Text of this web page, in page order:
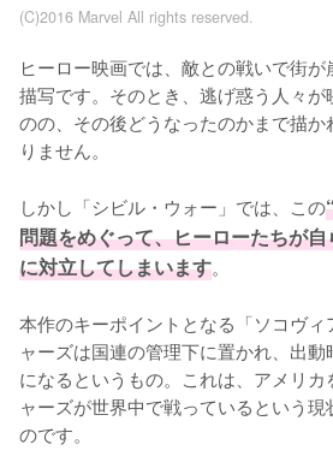
(C)2016 Marvel All rights reserved.
ヒーロー映画では、敵との戦いで街
描写です。そのとき、逃げ惑う人々が
のの、その後どうなったのかまで描
りません。
しかし「シビル・ウォー」では、この
問題をめぐって、ヒーローたちが
に対立してしまいます。
本作のキーポイントとなる「ソコヴ
ャーズは国連の管理下に置かれ、出
になるというもの。これは、アメリ
ャーズが世界中で戦っているという
のです。